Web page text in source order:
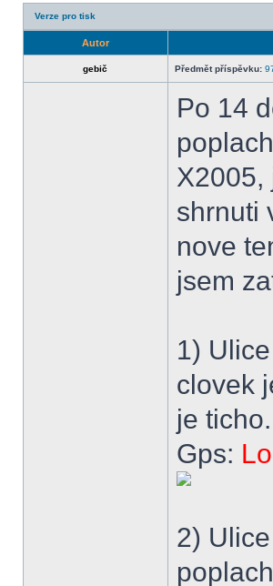
Verze pro tisk
Autor
gebič Předmět příspěvku:
Po 14
X2005,
shrnuti
nove
jsem
1)
clovek
je
Gps:
2)